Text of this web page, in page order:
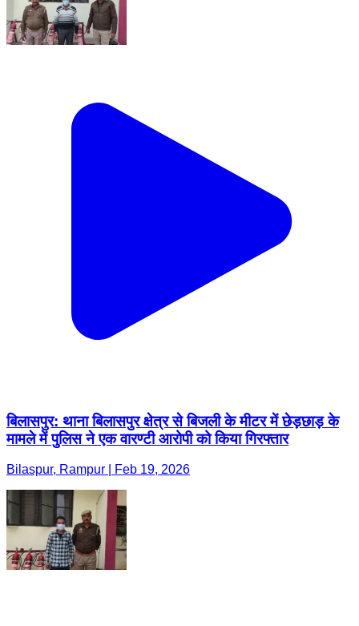
बिलासपुर: थाना बिलासपुर क्षेत्र से बिजली के मीटर में छेड़छाड़ के
मामले में पुलिस ने एक वारण्टी आरोपी को किया गिरफ्तार
Bilaspur, Rampur | Feb 19, 2026